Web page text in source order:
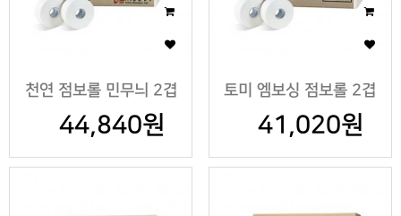
천연 점보롤 민무늬 2겹
44,840원
토미 엠보싱 점보롤 2겹
41,020원